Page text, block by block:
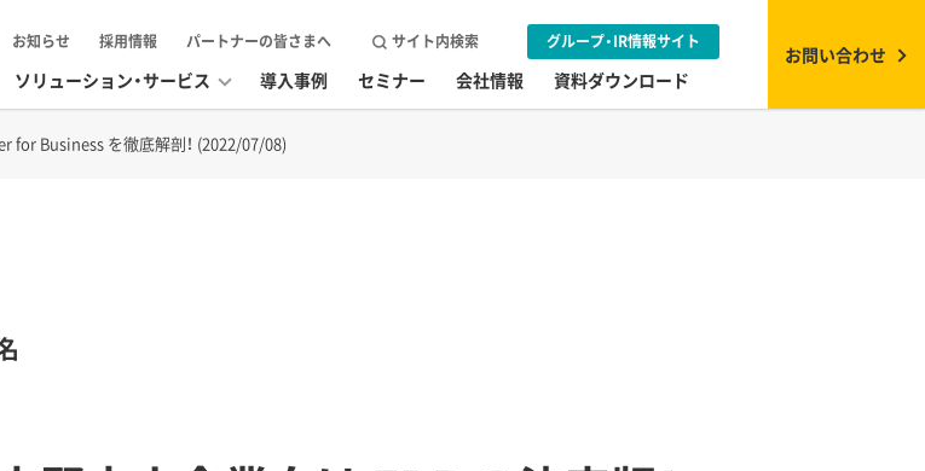
ソリューション・サービス 導入事例 セミナー 会社情報 資料ダウンロード
お知らせ 採用情報 パートナーの皆さまへ サイト内検索 グループ・IR情報サイト
お問い合わせ
for Business を徹底解剖！ (2022/07/08)